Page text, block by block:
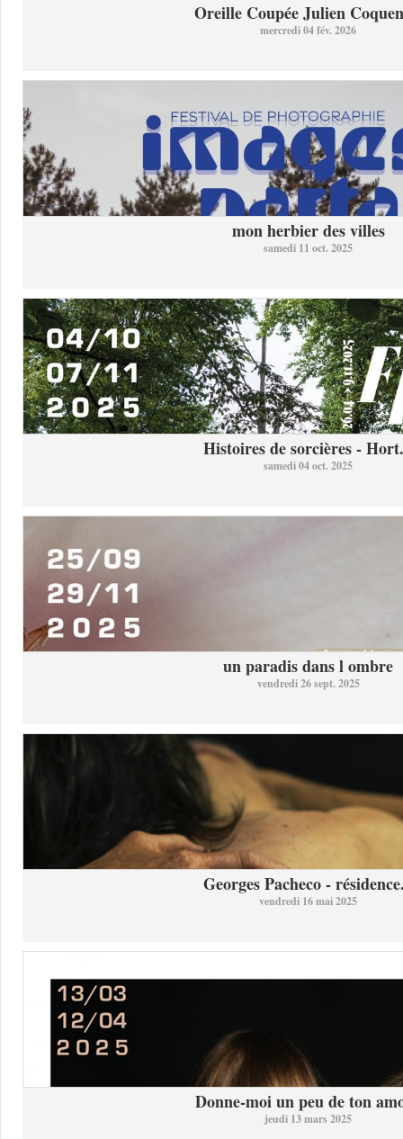
Oreille Coupée Julien
mercredi 04 fév. 2026
mon herbier des villes
samedi 11 oct. 2025
Histoires de sorcières -
samedi 04 oct. 2025
un paradis dans l ombre
vendredi 26 sept. 2025
Georges Pacheco -
vendredi 16 mai 2025
Donne-moi un peu de ton
jeudi 13 mars 2025